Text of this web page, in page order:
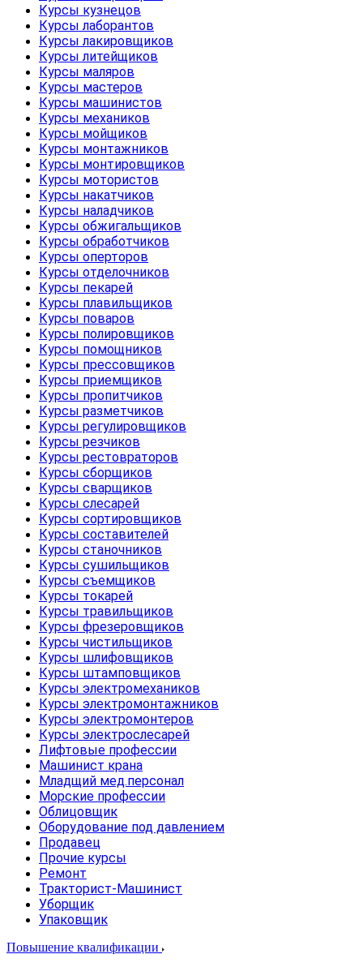
Курсы кузнецов
Курсы лаборантов
Курсы лакировщиков
Курсы литейщиков
Курсы маляров
Курсы мастеров
Курсы машинистов
Курсы механиков
Курсы мойщиков
Курсы монтажников
Курсы монтировщиков
Курсы мотористов
Курсы накатчиков
Курсы наладчиков
Курсы обжигальщиков
Курсы обработчиков
Курсы оперторов
Курсы отделочников
Курсы пекарей
Курсы плавильщиков
Курсы поваров
Курсы полировщиков
Курсы помощников
Курсы прессовщиков
Курсы приемщиков
Курсы пропитчиков
Курсы разметчиков
Курсы регулировщиков
Курсы резчиков
Курсы рестовраторов
Курсы сборщиков
Курсы сварщиков
Курсы слесарей
Курсы сортировщиков
Курсы составителей
Курсы станочников
Курсы сушильщиков
Курсы съемщиков
Курсы токарей
Курсы травильщиков
Курсы фрезеровщиков
Курсы чистильщиков
Курсы шлифовщиков
Курсы штамповщиков
Курсы электромехаников
Курсы электромонтажников
Курсы электромонтеров
Курсы электрослесарей
Лифтовые профессии
Машинист крана
Младщий мед.персонал
Морские профессии
Облицовщик
Оборудование под давлением
Продавец
Прочие курсы
Ремонт
Тракторист-Машинист
Уборщик
Упаковщик
Повышение квалификации